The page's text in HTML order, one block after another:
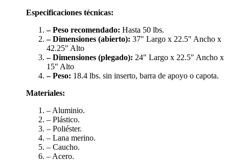
Especificaciones técnicas:
– Peso recomendado: Hasta 50 lbs.
– Dimensiones (abierto): 37″ Largo x 22.5″ Ancho x
42.25″ Alto
– Dimensiones (plegado): 24″ Largo x 22.5″ Ancho x
15″ Alto
– Peso: 18.4 lbs. sin inserto, barra de apoyo o capota.
Materiales:
– Aluminio.
– Plástico.
– Poliéster.
– Lana merino.
– Caucho.
– Acero.